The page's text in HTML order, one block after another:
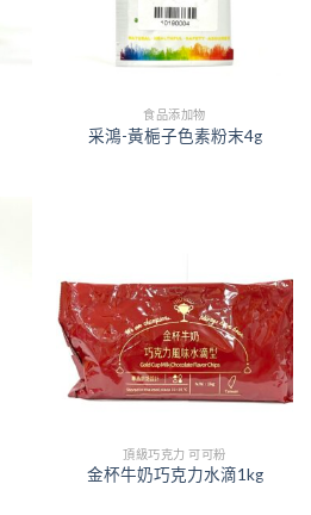
食品添加物
采鴻-黃梔子色素粉末4g
頂級巧克力 可可粉
金杯牛奶巧克力水滴1kg